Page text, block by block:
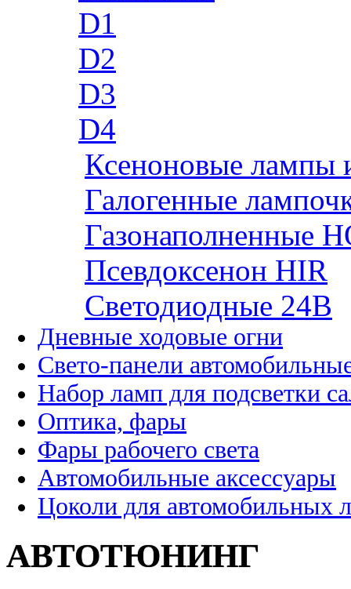
D1
D2
D3
D4
Ксеноновые лампы
Галогенные
Газонаполненные
Псевдоксенон HIR
Cветодиодные 24B
Дневные ходовые огни
Свето-панели
Набор ламп для подсветки
Оптика, фары
Фары рабочего света
Автомобильные аксессуары
Цоколи для автомобильных
АВТОТЮНИНГ